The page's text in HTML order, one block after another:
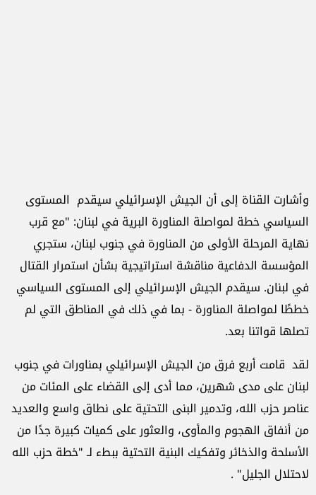
وأشارت القناة إلى أن الجيش الإسرائيلي سيقدم المستوى
السياسي خطة لمواصلة المناورة البرية في لبنان: "مع قرب
نهاية المرحلة الأولى من المناورة في جنوب لبنان، ستجري
المؤسسة الدفاعية مناقشة استراتيجية بشأن استمرار القتال
في لبنان. سيقدم الجيش الإسرائيلي إلى المستوى السياسي
خططًا لمواصلة المناورة - بما في ذلك في المناطق التي لم
تصلها قواتنا بعد.
لقد قامت أربع فرق من الجيش الإسرائيلي بمناورات في جنوب
لبنان على مدى شهرين، مما أدى إلى القضاء على المئات من
عناصر حزب الله، وتدمير البنى التحتية على نطاق واسع والعديد
من أنفاق الهجوم والمأوى، والعثور على كميات كبيرة جدًا من
الأسلحة والذخائر وتفكيك البنية التحتية ببطء لـ "خطة حزب الله
لاحتلال الجليل" .